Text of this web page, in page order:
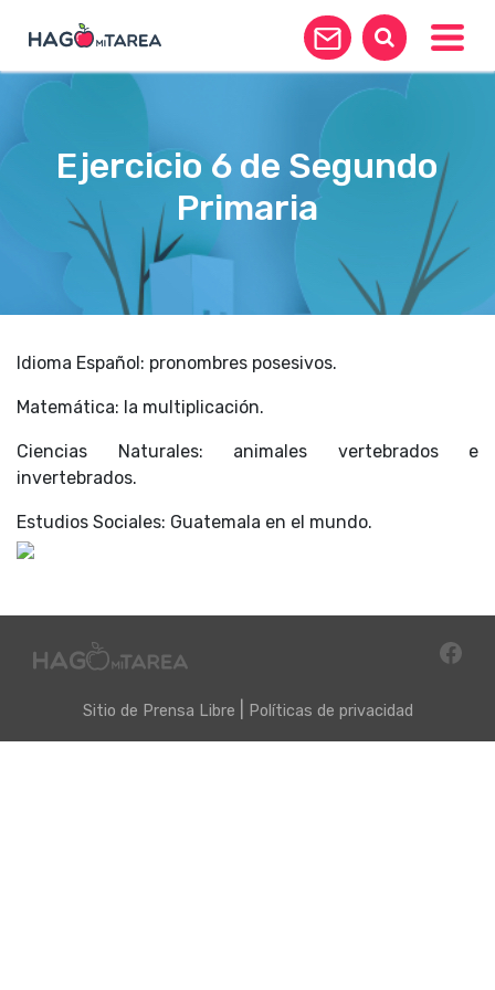
Ejercicio 6 de Segundo
Primaria
Idioma Español: pronombres posesivos.
Matemática: la multiplicación.
Ciencias Naturales: animales vertebrados e
invertebrados.
Estudios Sociales: Guatemala en el mundo.
Sitio de Prensa Libre Políticas de privacidad